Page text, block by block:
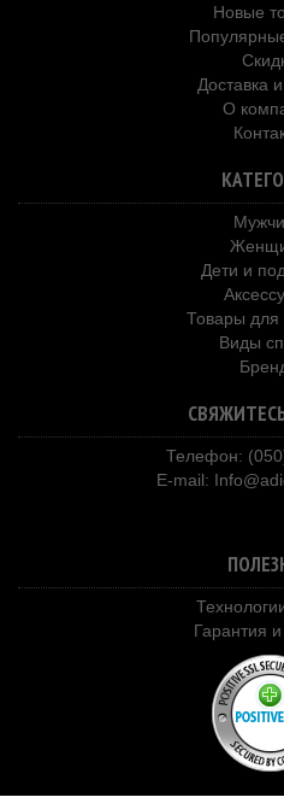
Новые
Доставка
О
Дети и
Товары для
Виды
Телефон:
E-mail:
Гарантия и